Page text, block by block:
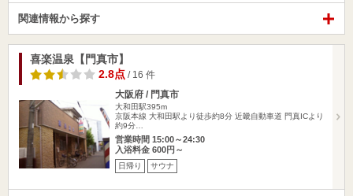
関連情報から探す
喜楽温泉【門真市】
2.8点 / 16 件
大阪府 / 門真市
大和田駅395m
京阪本線 大和田駅より徒歩約8分 近畿自動車道 門真ICより
約9分…
営業時間 15:00～24:30
入浴料金 600円～
日帰り サウナ